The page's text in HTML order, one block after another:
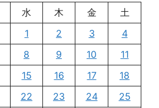
水 木 金
土
1
2 3
4
8 9 10
11
15 16 17
18
22 23 24
25